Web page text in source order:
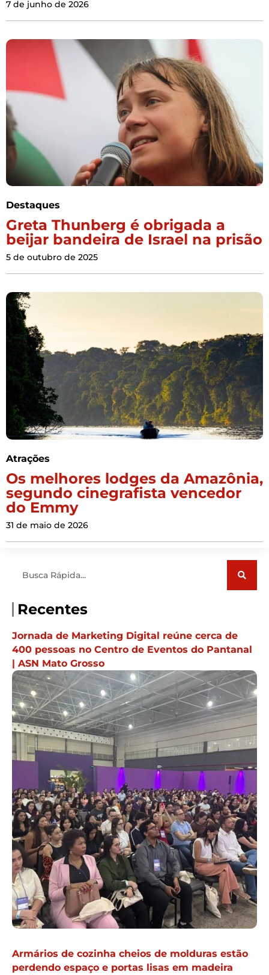
7 de junho de 2026
Destaques
Greta Thunberg é obrigada a
beijar bandeira de Israel na prisão
5 de outubro de 2025
Atrações
Os melhores lodges da Amazônia,
segundo cinegrafista vencedor
do Emmy
31 de maio de 2026
Recentes
Jornada de Marketing Digital reúne cerca de
400 pessoas no Centro de Eventos do Pantanal
| ASN Mato Grosso
Armários de cozinha cheios de molduras estão
perdendo espaço e portas lisas em madeira